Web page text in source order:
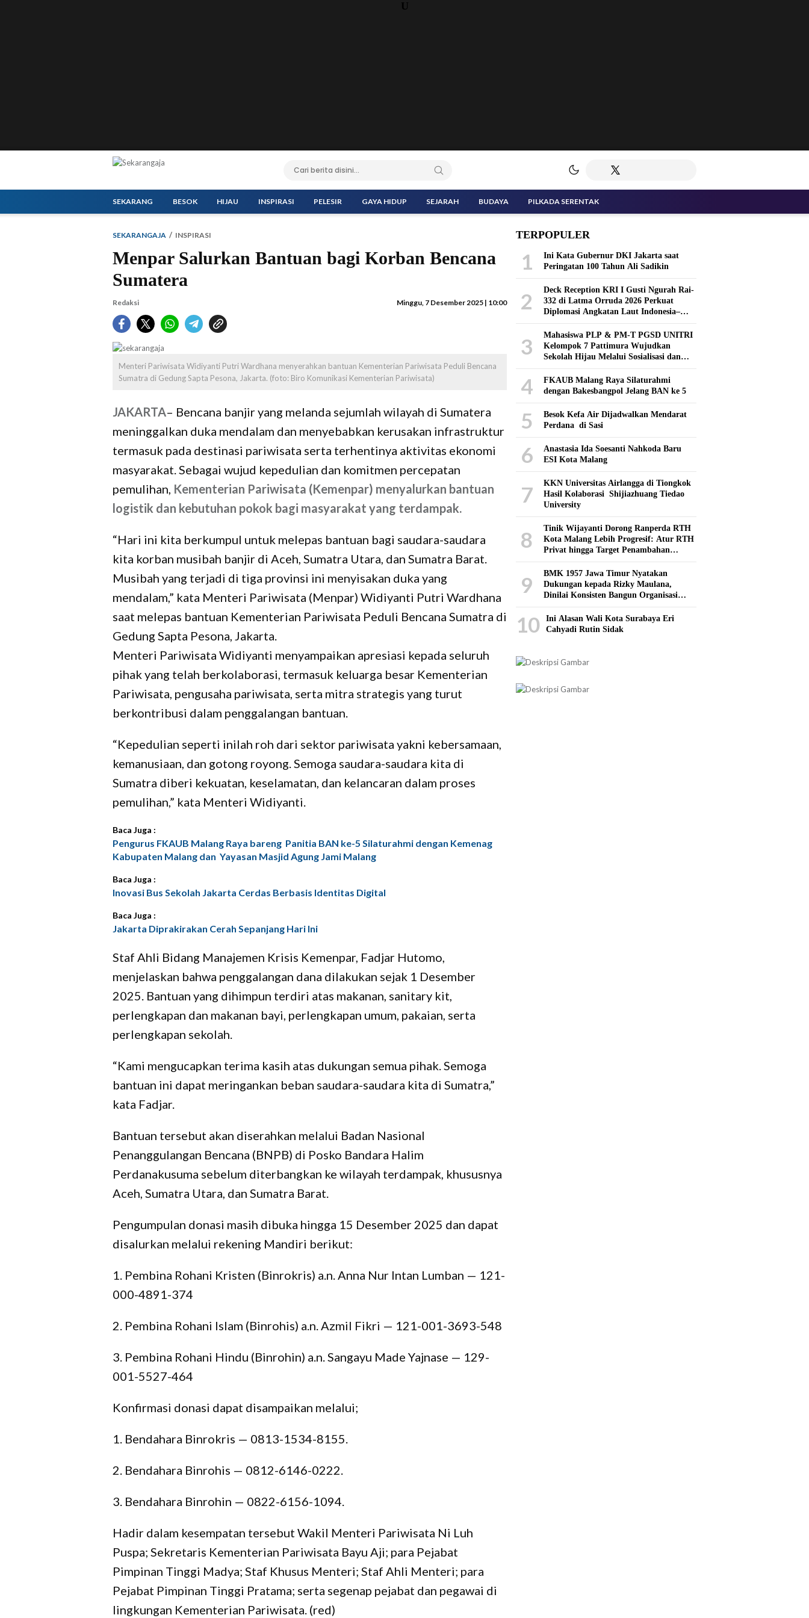
U
SEKARANG BESOK HIJAU INSPIRASI PELESIR GAYA HIDUP SEJARAH BUDAYA PILKADA SERENTAK
SEKARANGAJA INSPIRASI
Menpar Salurkan Bantuan bagi Korban Bencana
Sumatera
Redaksi Minggu, 7 Desember 2025 | 10:00
Menteri Pariwisata Widiyanti Putri Wardhana menyerahkan bantuan Kementerian Pariwisata Peduli Bencana
Sumatra di Gedung Sapta Pesona, Jakarta. (foto: Biro Komunikasi Kementerian Pariwisata)
JAKARTA– Bencana banjir yang melanda sejumlah wilayah di Sumatera
meninggalkan duka mendalam dan menyebabkan kerusakan infrastruktur
termasuk pada destinasi pariwisata serta terhentinya aktivitas ekonomi
masyarakat. Sebagai wujud kepedulian dan komitmen percepatan
pemulihan, Kementerian Pariwisata (Kemenpar) menyalurkan bantuan
logistik dan kebutuhan pokok bagi masyarakat yang terdampak.
“Hari ini kita berkumpul untuk melepas bantuan bagi saudara-saudara
kita korban musibah banjir di Aceh, Sumatra Utara, dan Sumatra Barat.
Musibah yang terjadi di tiga provinsi ini menyisakan duka yang
mendalam,” kata Menteri Pariwisata (Menpar) Widiyanti Putri Wardhana
saat melepas bantuan Kementerian Pariwisata Peduli Bencana Sumatra di
Gedung Sapta Pesona, Jakarta.
Menteri Pariwisata Widiyanti menyampaikan apresiasi kepada seluruh
pihak yang telah berkolaborasi, termasuk keluarga besar Kementerian
Pariwisata, pengusaha pariwisata, serta mitra strategis yang turut
berkontribusi dalam penggalangan bantuan.
“Kepedulian seperti inilah roh dari sektor pariwisata yakni kebersamaan,
kemanusiaan, dan gotong royong. Semoga saudara-saudara kita di
Sumatra diberi kekuatan, keselamatan, dan kelancaran dalam proses
pemulihan,” kata Menteri Widiyanti.
Baca Juga :
Pengurus FKAUB Malang Raya bareng Panitia BAN ke-5 Silaturahmi dengan Kemenag
Kabupaten Malang dan Yayasan Masjid Agung Jami Malang
Baca Juga :
Inovasi Bus Sekolah Jakarta Cerdas Berbasis Identitas Digital
Baca Juga :
Jakarta Diprakirakan Cerah Sepanjang Hari Ini
Staf Ahli Bidang Manajemen Krisis Kemenpar, Fadjar Hutomo,
menjelaskan bahwa penggalangan dana dilakukan sejak 1 Desember
2025. Bantuan yang dihimpun terdiri atas makanan, sanitary kit,
perlengkapan dan makanan bayi, perlengkapan umum, pakaian, serta
perlengkapan sekolah.
“Kami mengucapkan terima kasih atas dukungan semua pihak. Semoga
bantuan ini dapat meringankan beban saudara-saudara kita di Sumatra,”
kata Fadjar.
Bantuan tersebut akan diserahkan melalui Badan Nasional
Penanggulangan Bencana (BNPB) di Posko Bandara Halim
Perdanakusuma sebelum diterbangkan ke wilayah terdampak, khususnya
Aceh, Sumatra Utara, dan Sumatra Barat.
Pengumpulan donasi masih dibuka hingga 15 Desember 2025 dan dapat
disalurkan melalui rekening Mandiri berikut:
1.⁠ ⁠Pembina Rohani Kristen (Binrokris) a.n. Anna Nur Intan Lumban — 121-
000-4891-374
2.⁠ ⁠Pembina Rohani Islam (Binrohis) a.n. Azmil Fikri — 121-001-3693-548
3.⁠ ⁠Pembina Rohani Hindu (Binrohin) a.n. Sangayu Made Yajnase — 129-
001-5527-464
Konfirmasi donasi dapat disampaikan melalui;
1.⁠ ⁠Bendahara Binrokris — 0813-1534-8155.
2.⁠ ⁠Bendahara Binrohis — 0812-6146-0222.
3.⁠ ⁠Bendahara Binrohin — 0822-6156-1094.
Hadir dalam kesempatan tersebut Wakil Menteri Pariwisata Ni Luh
Puspa; Sekretaris Kementerian Pariwisata Bayu Aji; para Pejabat
Pimpinan Tinggi Madya; Staf Khusus Menteri; Staf Ahli Menteri; para
Pejabat Pimpinan Tinggi Pratama; serta segenap pejabat dan pegawai di
lingkungan Kementerian Pariwisata. (red)
TERPOPULER
1
Ini Kata Gubernur DKI Jakarta saat
Peringatan 100 Tahun Ali Sadikin
2
Deck Reception KRI I Gusti Ngurah Rai-
332 di Latma Orruda 2026 Perkuat
Diplomasi Angkatan Laut Indonesia–
Rusia
3
Mahasiswa PLP & PM-T PGSD UNITRI
Kelompok 7 Pattimura Wujudkan
Sekolah Hijau Melalui Sosialisasi dan
Pembuatan Kebun Hidroponik
4
FKAUB Malang Raya Silaturahmi
dengan Bakesbangpol Jelang BAN ke 5
5
Besok Kefa Air Dijadwalkan Mendarat
Perdana di Sasi
6
Anastasia Ida Soesanti Nahkoda Baru
ESI Kota Malang
7
KKN Universitas Airlangga di Tiongkok
Hasil Kolaborasi ​ Shijiazhuang Tiedao
University
8
Tinik Wijayanti Dorong Ranperda RTH
Kota Malang Lebih Progresif: Atur RTH
Privat hingga Target Penambahan
Tahunan
9
BMK 1957 Jawa Timur Nyatakan
Dukungan kepada Rizky Maulana,
Dinilai Konsisten Bangun Organisasi
Kepemudaan
10
Ini Alasan Wali Kota Surabaya Eri
Cahyadi Rutin Sidak